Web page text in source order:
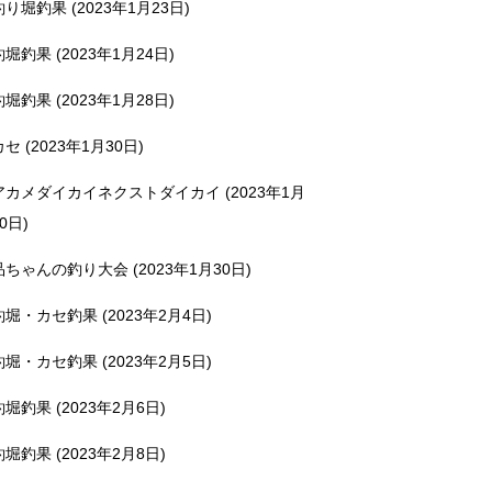
り堀釣果 (2023年1月23日)
堀釣果 (2023年1月24日)
堀釣果 (2023年1月28日)
セ (2023年1月30日)
カメダイカイネクストダイカイ (2023年1月
日)
ちゃんの釣り大会 (2023年1月30日)
堀・カセ釣果 (2023年2月4日)
堀・カセ釣果 (2023年2月5日)
堀釣果 (2023年2月6日)
堀釣果 (2023年2月8日)